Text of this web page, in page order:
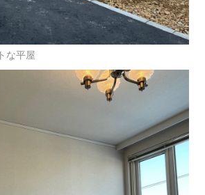
な平屋